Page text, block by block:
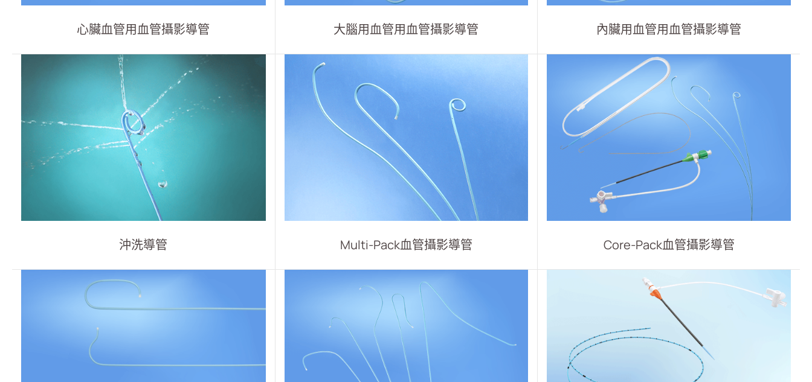
心臟血管用血管攝影導管 大腦用血管用血管攝影導管 內臟用血管用血管攝影導管
沖洗導管 Multi-Pack血管攝影導管 Core-Pack血管攝影導管
透析
血管摄影導管
Y型連接器
冠狀動脈氣球擴張導管